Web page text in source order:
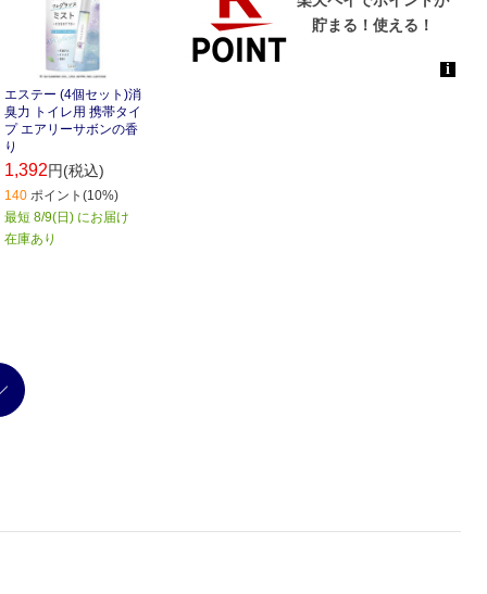
エステー (4個セット)消
臭力 トイレ用 携帯タイ
プ エアリーサボンの香
り
1,392円(税込)
140 ポイント(10%)
最短 8/9(日) にお届け
在庫あり